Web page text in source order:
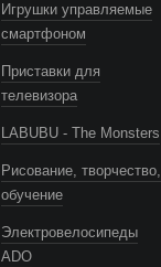
Игрушки управляемые
смартфоном
Приставки для
телевизора
LABUBU - The Monsters
Рисование, творчество,
обучение
Электровелосипеды
ADO